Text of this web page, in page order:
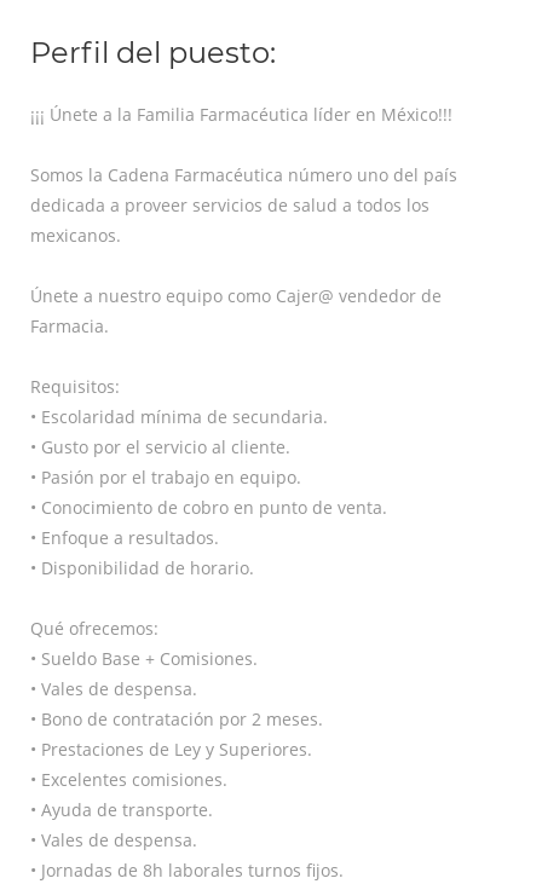
Perfil del puesto:
¡¡¡ Únete a la Familia Farmacéutica líder en México!!!
Somos la Cadena Farmacéutica número uno del país
dedicada a proveer servicios de salud a todos los
mexicanos.
Únete a nuestro equipo como Cajer@ vendedor de
Farmacia.
Requisitos:
• Escolaridad mínima de secundaria.
• Gusto por el servicio al cliente.
• Pasión por el trabajo en equipo.
• Conocimiento de cobro en punto de venta.
• Enfoque a resultados.
• Disponibilidad de horario.
Qué ofrecemos:
• Sueldo Base + Comisiones.
• Vales de despensa.
• Bono de contratación por 2 meses.
• Prestaciones de Ley y Superiores.
• Excelentes comisiones.
• Ayuda de transporte.
• Vales de despensa.
• Jornadas de 8h laborales turnos fijos.